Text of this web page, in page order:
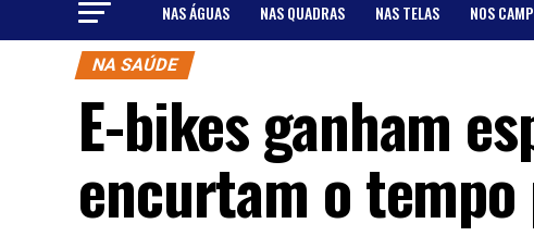
NAS ÁGUAS NAS QUADRAS NAS TELAS NOS
NA SAÚDE
E-bikes ganham
encurtam o